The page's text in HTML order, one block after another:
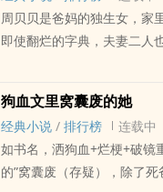
还一个比一个狠角色。分手
想跑无能，越逃缠上来的人
一锅粥的现状里，好闺蜜
捏着户口本张口闭口要和
位~，对应本文重要梗所应
右，忙就是每日17:00，这
这身体酒精过敏，你忘啦
口气，系统不爽她就爽，她
姐，蔺岐少爷又来了。”?“啧
自打上次和林慰贤一起骂过
是个gay！他肯定是想骗婚
这个世界的直男她一只手数
哦，顾巍州、谈煜、还有那
周贝贝是爸妈的独生女，家
即使翻烂的字典，夫妻二人
这个名字更好。?‘有才便生
释了寓意，但还是被拒绝了
不需要她慢慢成长，不需要
不想女儿学写字的时候很
狗血文里窝囊废的她
经典小说 / 排行榜
连载中
如书名，洒狗血+烂梗+破镜
的”窝囊废（存疑），除了